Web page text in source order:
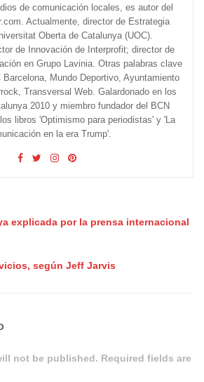
de comunicación locales, es autor del
Actualmente, director de Estrategia
Oberta de Catalunya (UOC).
de Innovación de Interprofit; director de
en Grupo Lavinia. Otras palabras clave
Mundo Deportivo, Ayuntamiento
Transversal Web. Galardonado en los
2010 y miembro fundador del BCN
libros 'Optimismo para periodistas' y 'La
en la era Trump'.
explicada por la prensa internacional
según Jeff Jarvis
not be published. Required fields are